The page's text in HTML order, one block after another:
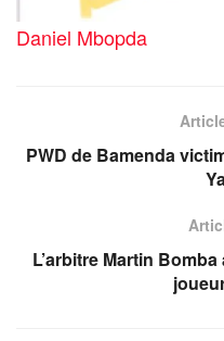
Daniel Mbopda
PWD de Bamenda
L’arbitre Martin